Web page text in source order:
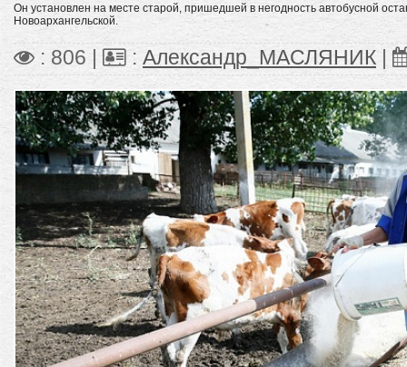
Он установлен на месте старой, пришедшей в негодность автобусной
Новоархангельской.
: 806 | : Александр_МАСЛЯНИК